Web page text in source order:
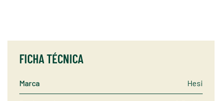
FICHA TÉCNICA
Marca Hesi